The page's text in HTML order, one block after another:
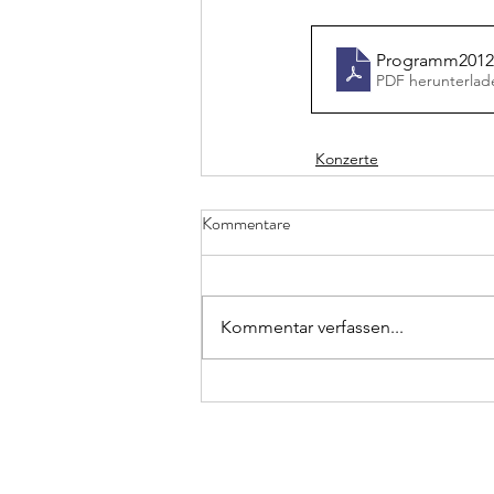
Programm2012
PDF
Konzerte
Kommentare
Kommentar verfassen...